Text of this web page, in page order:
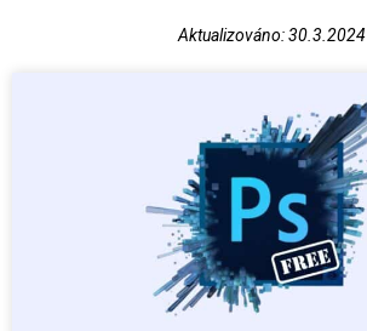
Aktualizováno: 30.3.2024